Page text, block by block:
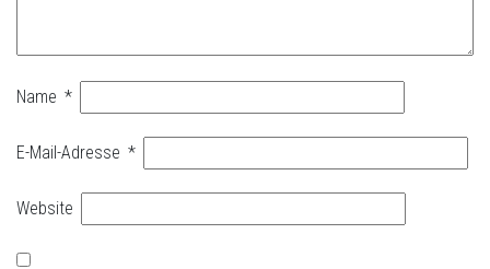
Name *
E-Mail-Adresse *
Website